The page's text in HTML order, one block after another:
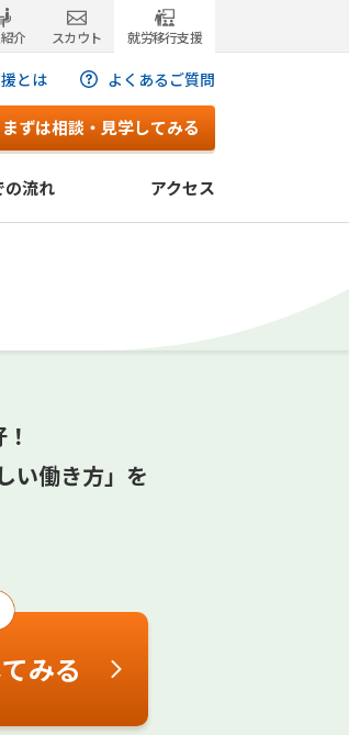
介 スカウト 就労移行支援
とは よくあるご質問
まずは相談・見学してみる
の流れ アクセス
い働き方」を
みる